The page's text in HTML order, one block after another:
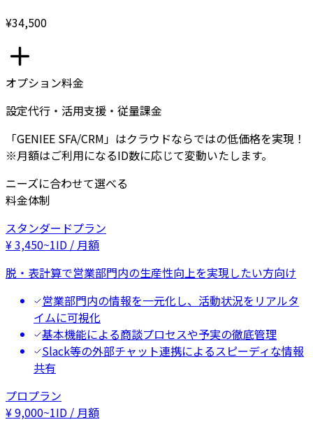
¥34,500
オプション料金
設定代行・活用支援・従量課金
「GENIEE SFA/CRM」はクラウドならではの低価格を実現！
※月額はご利用になるID数に応じて変動いたします。
ニーズに合わせて選べる
料金体制
スタンダードプラン
¥3,450~1ID / 月額
脱・表計算で営業部門内の生産性向上を実現したい方向け
営業部門内の情報を一元化し、活動状況をリアルタ
イムに可視化
基本機能による商談プロセスや予実の徹底管理
Slack等の外部チャット連携によるスピーディな情報
共有
プロプラン
¥9,000~1ID / 月額